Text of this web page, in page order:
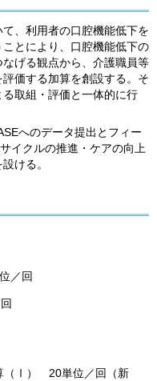
、利用者の口腔機能低下を
とにより、口腔機能低下の
げる観点から、介護職員等
価する加算を創設する。そ
取組・評価と一体的に行
へのデータ提出とフィー
イクルの推進・ケアの向上
ける。
／回
（Ⅰ） 20単位／回（新